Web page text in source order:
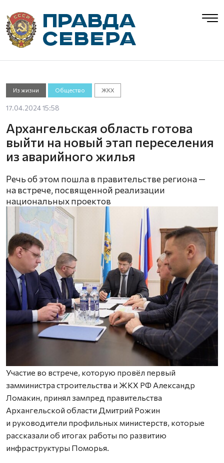
Из жизни Общество ЖКХ
17.04.2024 15:58
Архангельская область готова
выйти на новый этап переселения
из аварийного жилья
Речь об этом пошла в правительстве региона —
на встрече, посвященной реализации
национальных проектов
Участие во встрече, которую провёл первый
замминистра строительства и ЖКХ РФ Александр
Ломакин, принял зампред правительства
Архангельской области Дмитрий Рожин
и руководители профильных министерств, которые
рассказали об итогах работы по развитию
инфраструктуры Поморья.